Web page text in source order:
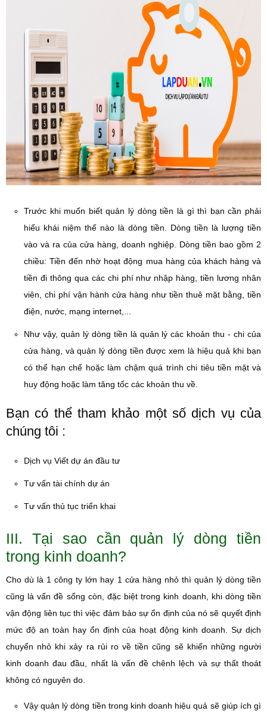
Trước khi muốn biết quản lý dòng tiền là gì thì bạn cần phải
hiểu khái niệm thế nào là dòng tiền. Dòng tiền là lượng tiền
vào và ra của cửa hàng, doanh nghiệp. Dòng tiền bao gồm 2
chiều: Tiền đến nhờ hoạt động mua hàng của khách hàng và
tiền đi thông qua các chi phí như nhập hàng, tiền lương nhân
viên, chi phí vận hành cửa hàng như tiền thuê mặt bằng, tiền
điện, nước, mạng internet,...
Như vậy, quản lý dòng tiền là quản lý các khoản thu - chi của
cửa hàng, và quản lý dòng tiền được xem là hiệu quả khi bạn
có thể hạn chế hoặc làm chậm quá trình chi tiêu tiền mặt và
huy động hoặc làm tăng tốc các khoản thu về.
Bạn có thể tham khảo một số dịch vụ của
chúng tôi :
Dịch vụ Viết dự án đầu tư
Tư vấn tài chính dự án
Tư vấn thủ tục triển khai
III. Tại sao cần quản lý dòng tiền
trong kinh doanh?
Cho dù là 1 công ty lớn hay 1 cửa hàng nhỏ thì quản lý dòng tiền
cũng là vấn đề sống còn, đặc biệt trong kinh doanh, khi dòng tiền
vận động liên tục thì việc đảm bảo sự ổn định của nó sẽ quyết định
mức độ an toàn hay ổn định của hoạt động kinh doanh. Sự dịch
chuyển nhỏ khi xảy ra rủi ro về tiền cũng sẽ khiến những người
kinh doanh đau đầu, nhất là vấn đề chênh lệch và sự thất thoát
không có nguyên do.
Vậy quản lý dòng tiền trong kinh doanh hiệu quả sẽ giúp ích gì